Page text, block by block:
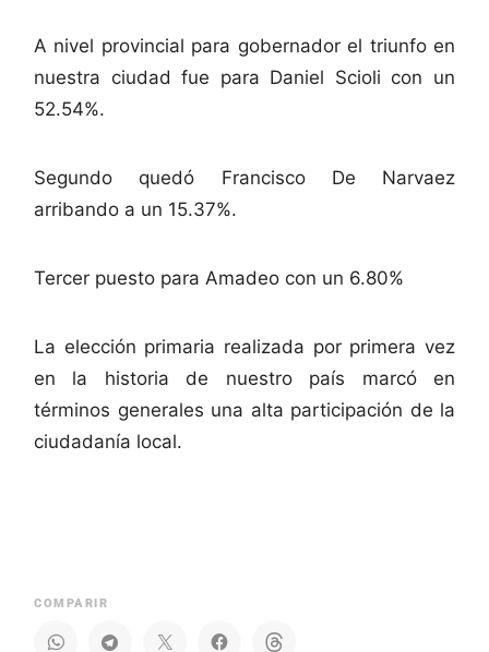
A nivel provincial para gobernador el triunfo en
nuestra ciudad fue para Daniel Scioli con un
52.54%.
Segundo quedó Francisco De Narvaez
arribando a un 15.37%.
Tercer puesto para Amadeo con un 6.80%
La elección primaria realizada por primera vez
en la historia de nuestro país marcó en
términos generales una alta participación de la
ciudadanía local.
COMPARIR